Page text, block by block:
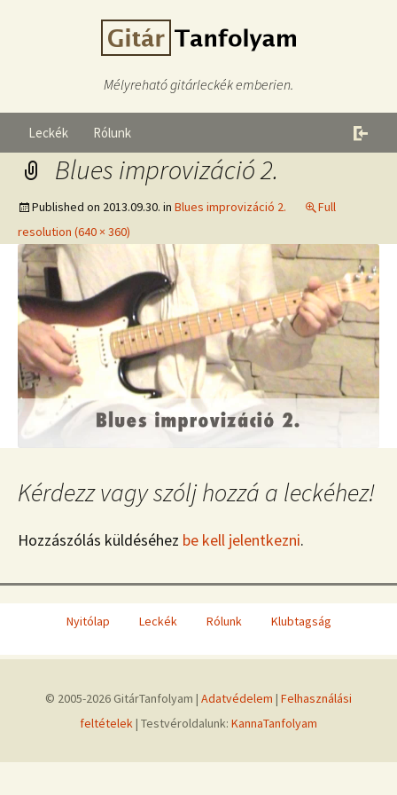
Mélyreható gitárleckék emberien.
Leckék Rólunk
Blues improvizáció 2.
Published on 2013.09.30. in Blues improvizáció 2.
Full
resolution (640 × 360)
Kérdezz vagy szólj hozzá a leckéhez!
Hozzászólás küldéséhez be kell jelentkezni.
Nyitólap Leckék Rólunk Klubtagság
© 2005-2026 GitárTanfolyam | Adatvédelem | Felhasználási
feltételek | Testvéroldalunk: KannaTanfolyam